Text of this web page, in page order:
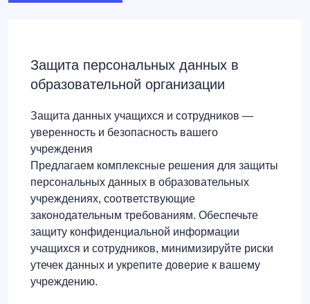
Защита персональных данных в
образовательной организации
Защита данных учащихся и сотрудников —
уверенность и безопасность вашего
учреждения
Предлагаем комплексные решения для защиты
персональных данных в образовательных
учреждениях, соответствующие
законодательным требованиям. Обеспечьте
защиту конфиденциальной информации
учащихся и сотрудников, минимизируйте риски
утечек данных и укрепите доверие к вашему
учреждению.